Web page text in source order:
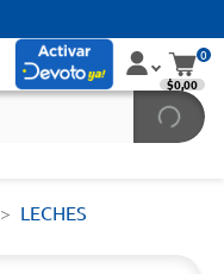
0
$0,00
LECHES